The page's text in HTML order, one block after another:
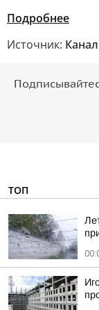
Подробнее
Источник:
ТОП